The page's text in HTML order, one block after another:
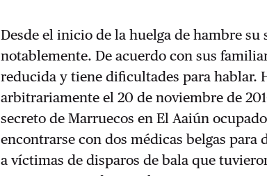
Desde el inicio de la huelga de hambre su
notablemente. De acuerdo con sus
reducida y tiene dificultades para hablar.
arbitrariamente el 20 de noviembre de
secreto de Marruecos en El Aaiún
encontrarse con dos médicas belgas para
a víctimas de disparos de bala que